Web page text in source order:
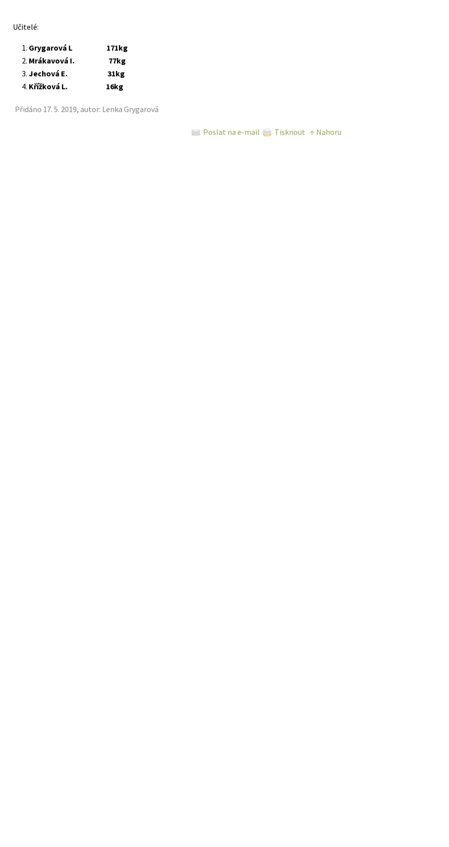
Učitelé:
Grygarová L 171kg
Mrákavová I. 77kg
Jechová E. 31kg
Křížková L. 16kg
Přidáno 17. 5. 2019, autor: Lenka Grygarová
Poslat na e-mail Tisknout ↑ Nahoru